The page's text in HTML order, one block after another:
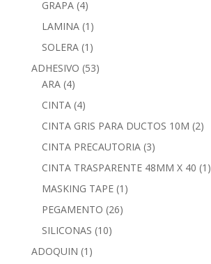
GRAPA (4)
LAMINA (1)
SOLERA (1)
ADHESIVO (53)
ARA (4)
CINTA (4)
CINTA GRIS PARA DUCTOS 10M (2)
CINTA PRECAUTORIA (3)
CINTA TRASPARENTE 48MM X 40 (1)
MASKING TAPE (1)
PEGAMENTO (26)
SILICONAS (10)
ADOQUIN (1)